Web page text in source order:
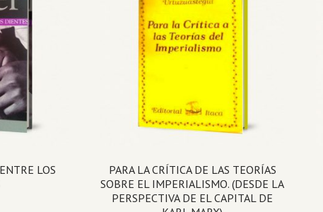
LOS
PARA LA CRÍTICA DE LAS TEORÍAS
SOBRE EL IMPERIALISMO. (DESDE LA
PERSPECTIVA DE EL CAPITAL DE